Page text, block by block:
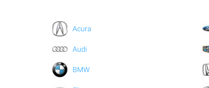
Acura
Audi
BMW